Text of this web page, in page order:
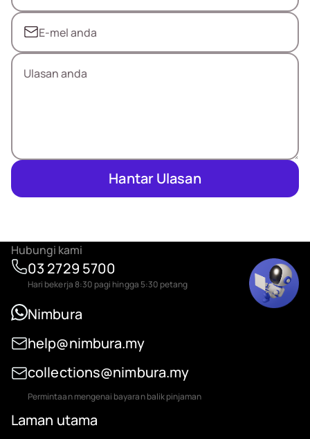
Hantar Ulasan
Hubungi kami
03 2729 5700
Hari bekerja 8:30 pagi hingga 5:30 petang
Nimbura
help@nimbura.my
collections@nimbura.my
Permintaan mengenai bayaran balik pinjaman
Laman utama